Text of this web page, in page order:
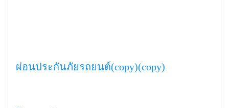
ผ่อนประกันภัยรถยนต์(copy)(copy)